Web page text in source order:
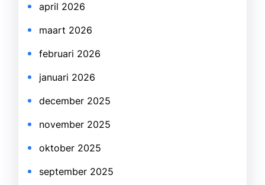
april 2026
maart 2026
februari 2026
januari 2026
december 2025
november 2025
oktober 2025
september 2025